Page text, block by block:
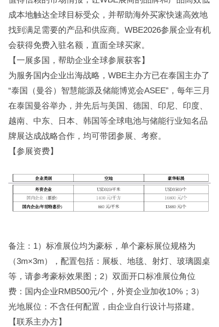
成本地触达全球目标受众，并帮助海外买家快速高效地
找到满足需要的产品和供应商。WBE2026参展企业有机
会获得免费入驻名额，直面全球买家。
【一展多国，帮助企业全球参展获客】
为服务国内企业出海战略，WBE主办方已在泰国主办了
“泰国（曼谷）智慧能源及储能博览会ASEE”，每年三月
在泰国曼谷举办，并先后与美国、德国、印尼、印度、
越南、中东、日本、韩国等全球电池与储能行业知名品
牌展达成战略合作，均可带团参展、考察。
【参展资费】
备注：1）标准展位均为豪标，单个豪标展位规格为
（3m×3m），配置包括：展板、地毯、射灯、玻璃圆桌
等，请参考豪标效果图；2）双面开口标准展位角位
费：国内企业RMB500元/个，外资企业加收10%；3）
光地展位：不含任何配置，由企业自行设计与搭建。
【联系主办方】